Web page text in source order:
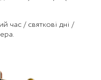
час / святкові дні /